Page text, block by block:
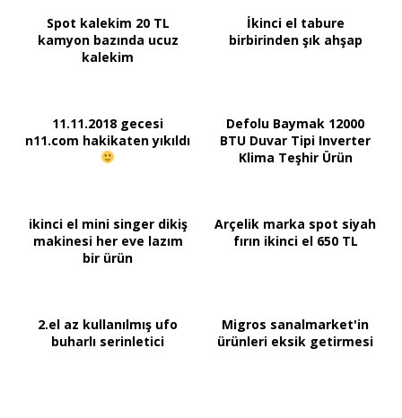
Spot kalekim 20 TL
kamyon bazında ucuz
kalekim
İkinci el tabure
birbirinden şık ahşap
11.11.2018 gecesi
n11.com hakikaten yıkıldı
Defolu Baymak 12000
BTU Duvar Tipi Inverter
Klima Teşhir Ürün
ikinci el mini singer dikiş
makinesi her eve lazım
bir ürün
Arçelik marka spot siyah
fırın ikinci el 650 TL
2.el az kullanılmış ufo
buharlı serinletici
Migros sanalmarket'in
ürünleri eksik getirmesi